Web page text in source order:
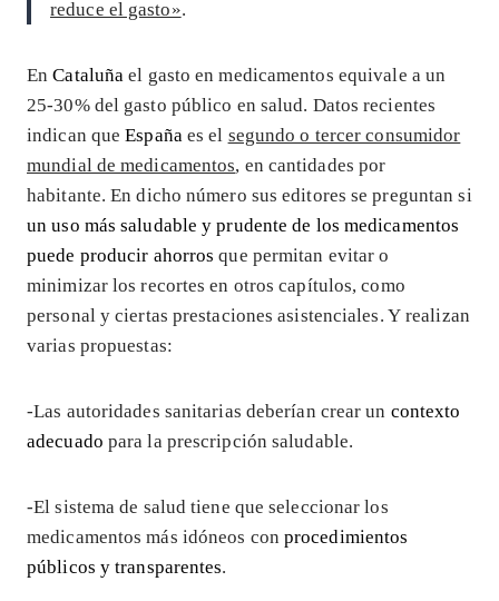
reduce el gasto».
EnCataluña el gasto en medicamentos equivale a un
25-30% del gasto público en salud. Datos recientes
indican queEspaña es el segundo o tercer consumidor
mundial de medicamentos, en cantidades por
habitante. En dicho número sus editores se preguntan si
un uso más saludable y prudente de los medicamentos
puede producir ahorros que permitan evitar o
minimizar los recortes en otros capítulos, como
personal y ciertas prestaciones asistenciales. Y realizan
varias propuestas:
-Las autoridades sanitarias deberían crear un contexto
adecuado para la prescripción saludable.
-El sistema de salud tiene que seleccionar los
medicamentos más idóneos con procedimientos
públicos y transparentes.